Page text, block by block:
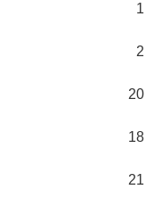
1
2
20
18
21